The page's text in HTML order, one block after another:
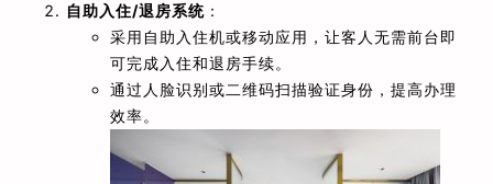
自助入住/退房系统 ：
采用自助入住机或移动应用，让客人无需前台即
可完成入住和退房手续。
通过人脸识别或二维码扫描验证身份，提高办理
效率。